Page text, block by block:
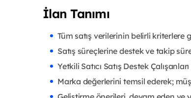
İlan Tanımı
Tüm satış verilerinin belirli kriterlere
Satış süreçlerine destek ve takip
Yetkili Satıcı Satış Destek
Marka değerlerini temsil ederek;